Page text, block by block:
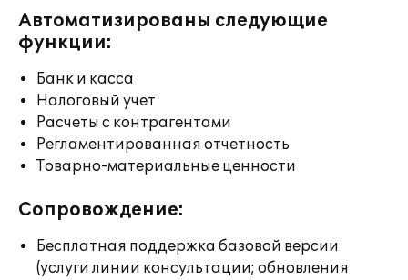
Автоматизированы следующие
функции:
Банк и касса
Налоговый учет
Расчеты с контрагентами
Регламентированная отчетность
Товарно-материальные ценности
Сопровождение:
Бесплатная поддержка базовой версии
(услуги линии консультации; обновления